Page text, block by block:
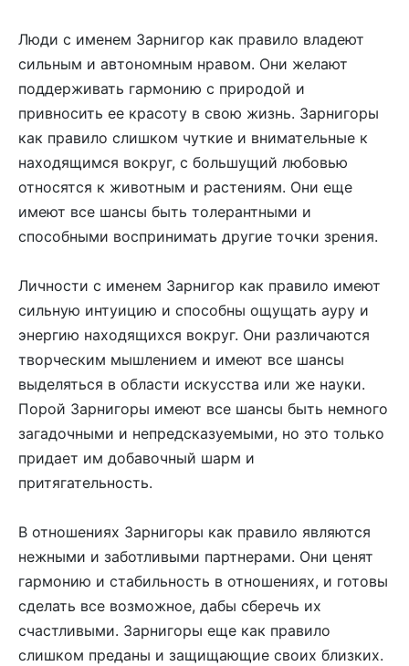
Люди с именем Зарнигор как правило владеют
сильным и автономным нравом. Они желают
поддерживать гармонию с природой и
привносить ее красоту в свою жизнь. Зарнигоры
как правило слишком чуткие и внимательные к
находящимся вокруг, с большущий любовью
относятся к животным и растениям. Они еще
имеют все шансы быть толерантными и
способными воспринимать другие точки зрения.
Личности с именем Зарнигор как правило имеют
сильную интуицию и способны ощущать ауру и
энергию находящихся вокруг. Они различаются
творческим мышлением и имеют все шансы
выделяться в области искусства или же науки.
Порой Зарнигоры имеют все шансы быть немного
загадочными и непредсказуемыми, но это только
придает им добавочный шарм и
притягательность.
В отношениях Зарнигоры как правило являются
нежными и заботливыми партнерами. Они ценят
гармонию и стабильность в отношениях, и готовы
сделать все возможное, дабы сберечь их
счастливыми. Зарнигоры еще как правило
слишком преданы и защищающие своих близких.